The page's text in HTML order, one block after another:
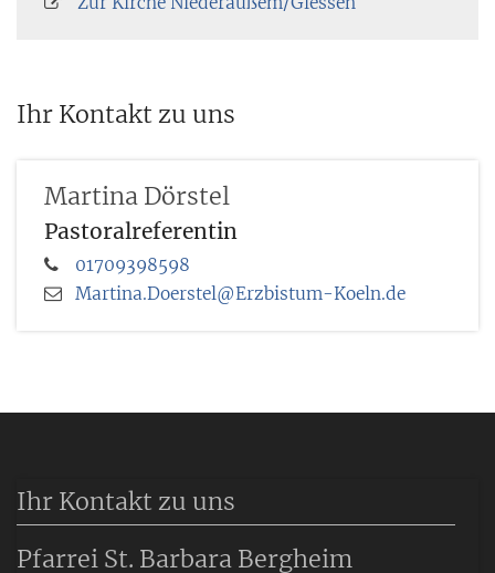
Ihr Kontakt zu uns
Martina Dörstel
Pastoralreferentin
01709398598
Martina.Doerstel@Erzbistum-Koeln.de
Ihr Kontakt zu uns
Pfarrei St. Barbara Bergheim